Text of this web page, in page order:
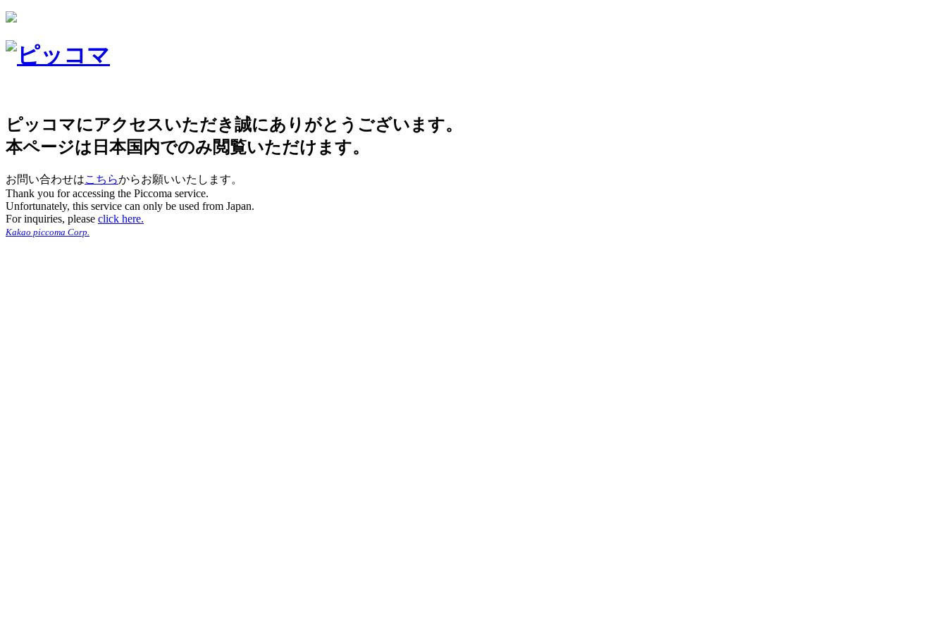
ピッコマにアクセスいただき誠にありがとうございます。
本ページは日本国内でのみ閲覧いただけます。
お問い合わせはこちらからお願いいたします。
Thank you for accessing the Piccoma service.
Unfortunately, this service can only be used from Japan.
For inquiries, please click here.
Kakao piccoma Corp.